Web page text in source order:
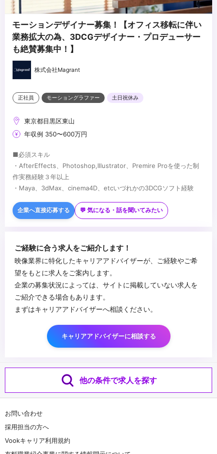
モーションデザイナー募集！【オフィス移転に伴い
業務拡大の為、3DCGデザイナー・プロデューサー
も絶賛募集中！】
株式会社Magrant
正社員 モーショングラファー 土日祝休み
東京都目黒区東山
年収例 350〜600万円
■必須スキル
・AfterEffects、Photoshop,Illustrator、Premire Proを使った制
作実務経験３年以上
・Maya、3dMax、cinema4D、etcいづれかの3DCGソフト経験
・グラフィックデザイン・撮影・ディレクションなどの経験、イラ
スト描ける方歓迎
企業へ直接応募する 💬 気になる・話を聞いてみたい
ご経験に合う求人をご紹介します！
映像業界に特化したキャリアアドバイザーが、ご経験やご希
望をもとに求人をご案内します。
企業の募集状況によっては、サイトに掲載していない求人を
ご紹介できる場合もあります。
まずはキャリアアドバイザーへ相談ください。
キャリアアドバイザーに相談する
他の条件で求人を探す
お問い合わせ
採用担当の方へ
Vookキャリア利用規約